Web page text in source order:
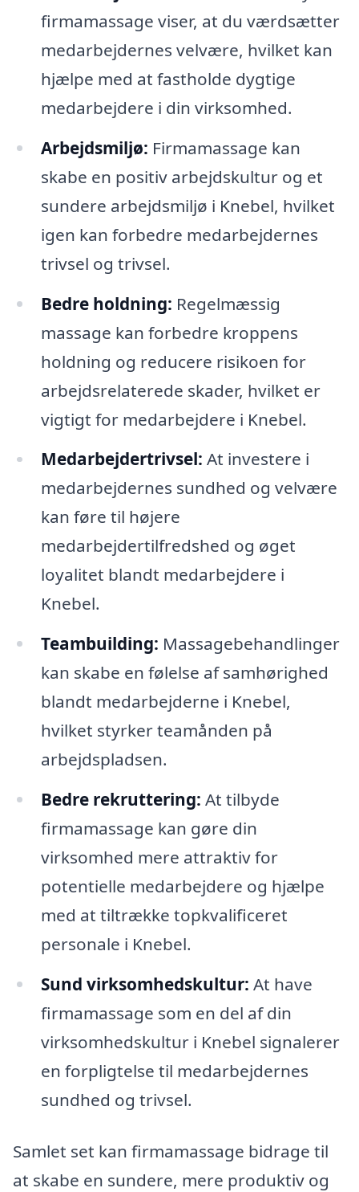
firmamassage viser, at du værdsætter
medarbejdernes velvære, hvilket kan
hjælpe med at fastholde dygtige
medarbejdere i din virksomhed.
Arbejdsmiljø: Firmamassage kan
skabe en positiv arbejdskultur og et
sundere arbejdsmiljø i Knebel, hvilket
igen kan forbedre medarbejdernes
trivsel og trivsel.
Bedre holdning: Regelmæssig
massage kan forbedre kroppens
holdning og reducere risikoen for
arbejdsrelaterede skader, hvilket er
vigtigt for medarbejdere i Knebel.
Medarbejdertrivsel: At investere i
medarbejdernes sundhed og velvære
kan føre til højere
medarbejdertilfredshed og øget
loyalitet blandt medarbejdere i
Knebel.
Teambuilding: Massagebehandlinger
kan skabe en følelse af samhørighed
blandt medarbejderne i Knebel,
hvilket styrker teamånden på
arbejdspladsen.
Bedre rekruttering: At tilbyde
firmamassage kan gøre din
virksomhed mere attraktiv for
potentielle medarbejdere og hjælpe
med at tiltrække topkvalificeret
personale i Knebel.
Sund virksomhedskultur: At have
firmamassage som en del af din
virksomhedskultur i Knebel signalerer
en forpligtelse til medarbejdernes
sundhed og trivsel.
Samlet set kan firmamassage bidrage til
at skabe en sundere, mere produktiv og